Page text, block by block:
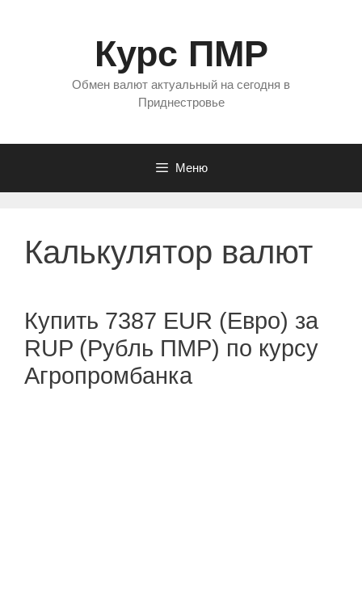
Курс ПМР
Обмен валют актуальный на сегодня в
Приднестровье
Меню
Калькулятор валют
Купить 7387 EUR (Евро) за
RUP (Рубль ПМР) по курсу
Агропромбанка